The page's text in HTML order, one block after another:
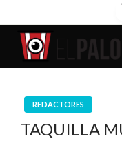
al
contenido
Tu espacio de la
REDACTORES
TAQUILLA